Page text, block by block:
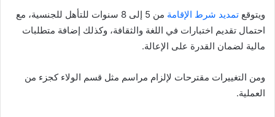
ويتوقع تمديد شرط الإقامة
من 5 إلى 8 سنوات للتأهل للجنسية، مع
احتمال تقديم اختبارات في اللغة والثقافة، وكذلك إضافة متطلبات
مالية لضمان القدرة على الإعالة.
ومن التغييرات مقترحات لإلزام مراسم مثل قسم الولاء كجزء من
العملية.